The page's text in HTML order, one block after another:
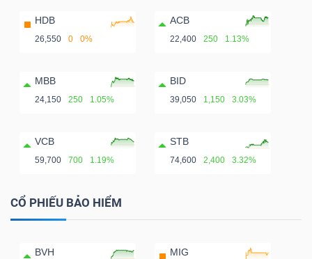
HDB
26,550 0 0%
ACB
22,400 250 1.13%
MBB
24,150 250 1.05%
BID
39,050 1,150 3.03%
VCB
59,700 700 1.19%
STB
74,600 2,400 3.32%
CỔ PHIẾU BẢO HIỂM
BVH MIG